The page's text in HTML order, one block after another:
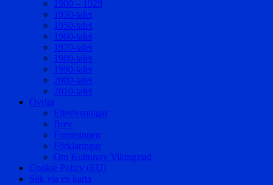
1900 – 1929
1930-talet
1950-talet
1960-talet
1970-talet
1980-talet
1990-talet
2000-talet
2010-talet
Övrigt
Efterlysningar
Brev
Fornminnen
Förklaringar
Om Kulturarv Vikingstad
Cookie Policy (EU)
Sök via en karta